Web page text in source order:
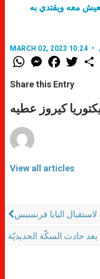
معه ويقتدي به
MARCH 02, 2023 10:24
W
h
t
s
p
p
M
e
s
e
e
F
a
e
b
o
k
w
Share this Entry
كيروز عطيه
View all articles
البابا فرنسيس
بعد حادث السكّة الحديديّة